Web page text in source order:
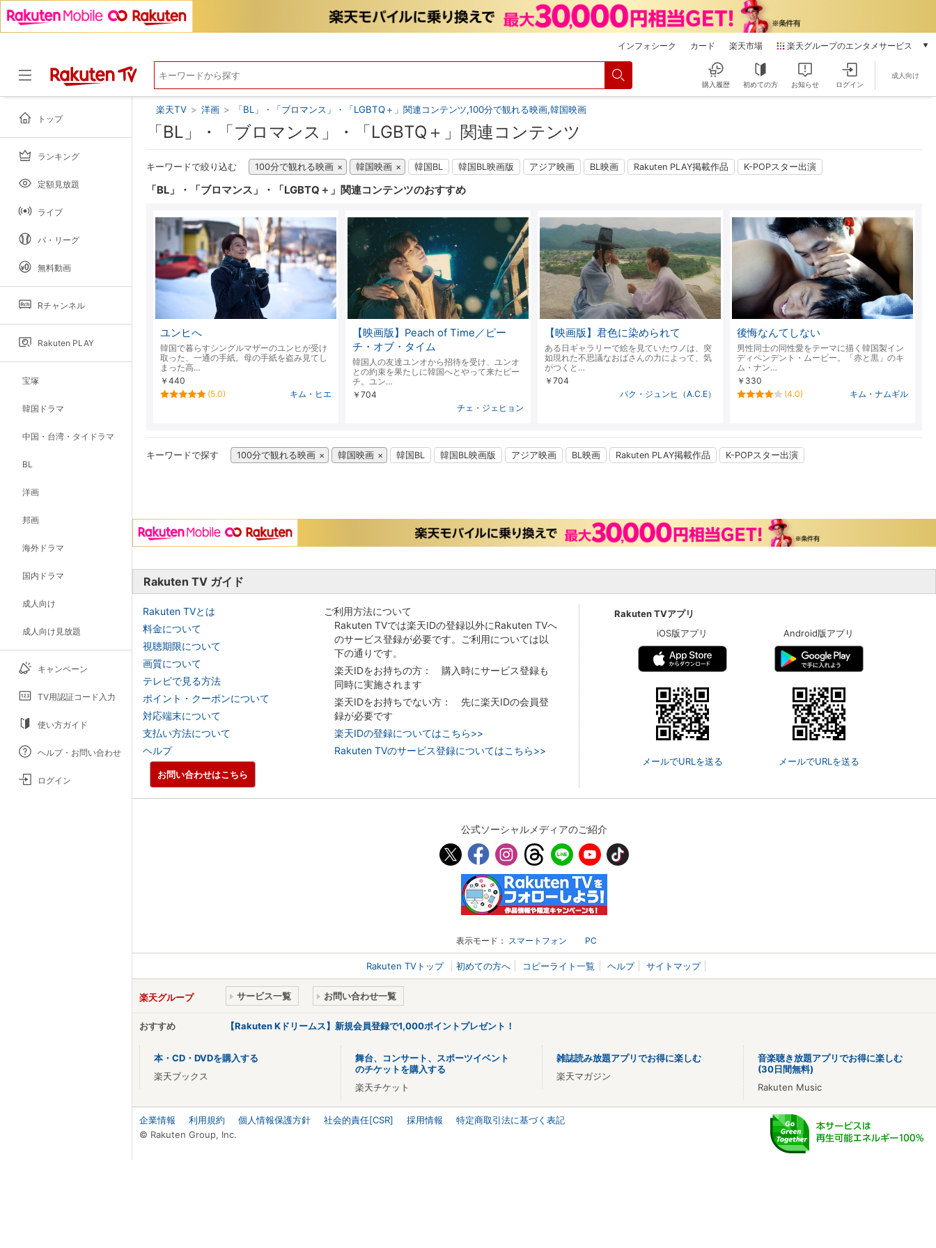
インフォシーク カード 楽天市場 楽天グループのエンタメサービス
本/ゲーム/CD/DVD
雑誌読み放題
動画配信
動画配信ガイド
Rakuten PLAY
無料テレビ
Rチャンネル
チケット
楽天チケット
エンタメニュース
推し楽
購入履歴 初めての方 お知らせ ログイン
成人向け
トップ
ランキング
定額見放題
ライブ
パ・リーグ
無料動画
Rチャンネル
Rakuten PLAY
宝塚
韓国ドラマ
中国・台湾・タイドラマ
BL
洋画
邦画
海外ドラマ
国内ドラマ
成人向け
成人向け見放題
キャンペーン
TV用認証コード入力
使い方ガイド
ヘルプ・お問い合わせ
ログイン
楽天TV > 洋画 > 「BL」・「ブロマンス」・「LGBTQ＋」関連コンテンツ,100分で観れる映画,韓国映画
「BL」・「ブロマンス」・「LGBTQ＋」関連コンテンツ
キーワードで絞り込む 100分で観れる映画 韓国映画 韓国BL 韓国BL映画版 アジア映画 BL映画 Rakuten PLAY掲載作品 K-POPスター出演
「BL」・「ブロマンス」・「LGBTQ＋」関連コンテンツのおすすめ
ユンヒへ
韓国で暮らすシングルマザーのユンヒが受け
取った、一通の手紙。母の手紙を盗み見てし
まった高…
￥440
(5.0)
キム・ヒエ
【映画版】Peach of Time／ピー
チ・オブ・タイム
韓国人の友達ユンオから招待を受け、ユンオ
との約束を果たしに韓国へとやって来たピー
チ。ユン…
￥704
チェ・ジェヒョン
【映画版】君色に染められて
ある日ギャラリーで絵を見ていたウノは、突
如現れた不思議なおばさんの力によって、気
がつくと…
￥704
パク・ジュンヒ（A.C.E）
後悔なんてしない
男性同士の同性愛をテーマに描く韓国製イン
ディペンデント・ムービー。「赤と黒」のキ
ム・ナン…
￥330
(4.0)
キム・ナムギル
キーワードで探す 100分で観れる映画 韓国映画 韓国BL 韓国BL映画版 アジア映画 BL映画 Rakuten PLAY掲載作品 K-POPスター出演
Rakuten TV ガイド
Rakuten TVとは
料金について
視聴期限について
画質について
テレビで見る方法
ポイント・クーポンについて
対応端末について
支払い方法について
ヘルプ
ご利用方法について
Rakuten TVでは楽天IDの登録以外にRakuten TVへ
のサービス登録が必要です。ご利用については以
下の通りです。
楽天IDをお持ちの方： 購入時にサービス登録も
同時に実施されます
楽天IDをお持ちでない方： 先に楽天IDの会員登
録が必要です
楽天IDの登録についてはこちら>>
Rakuten TVのサービス登録についてはこちら>>
Rakuten TVアプリ
iOS版アプリ
メールでURLを送る
Android版アプリ
メールでURLを送る
お問い合わせはこちら
公式ソーシャルメディアのご紹介
表示モード： スマートフォン PC
Rakuten TVトップ 初めての方へ コピーライト一覧 ヘルプ サイトマップ
楽天グループ サービス一覧 お問い合わせ一覧
おすすめ 【Rakuten Kドリームス】新規会員登録で1,000ポイントプレゼント！
本・CD・DVDを購入する
楽天ブックス
舞台、コンサート、スポーツイベント
のチケットを購入する
楽天チケット
雑誌読み放題アプリでお得に楽しむ
楽天マガジン
音楽聴き放題アプリでお得に楽しむ
(30日間無料)
Rakuten Music
企業情報 利用規約 個人情報保護方針 社会的責任[CSR] 採用情報
特定商取引法に基づく表記
© Rakuten Group, Inc.